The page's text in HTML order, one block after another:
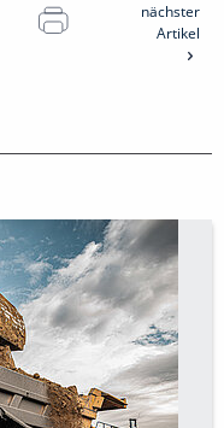
nächster
Artikel